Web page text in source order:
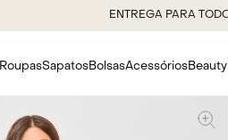
RoupasSapatosBolsasAcessóriosBeauty